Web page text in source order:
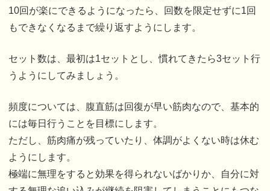
10回が楽にできるようになったら、回数を限定せずに1回
もできなくなるまで繰り返すようにします。
セット数は、最初は1セットとし、慣れてきたら3セット行
うようにしてみましょう。
頻度については、腹直筋は回復が早い筋肉なので、基本的
には毎日行うことを目標にします。
ただし、筋肉痛が残っていたり、体調がよくない時は休む
ようにします。
極端に無理をすると効果を得られないばかりか、自分に対